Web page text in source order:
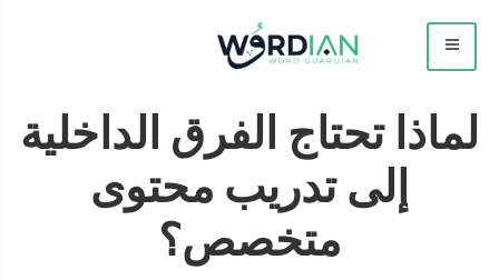
لماذا تحتاج الفرق الداخلية
إلى تدريب محتوى
متخصص؟